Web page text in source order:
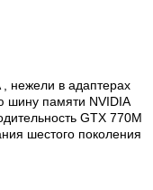
нежели в адаптерах
шину памяти NVIDIA
GTX 770M
шестого поколения